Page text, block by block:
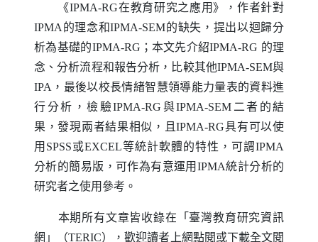
《IPMA-RG在教育研究之應用》，作者針對
IPMA 的理念和IPMA-SEM的缺失，提出以迴歸分
析為基礎的IPMA-RG ；本文先介紹IPMA-RG 的理
念、分析流程和報告分析，比較其他IPMA-SEM與
IPA ，最後以校長情緒智慧領導能力量表的資料進
行分析，檢驗IPMA-RG 與IPMA-SEM 二者的結
果，發現兩者結果相似，且IPMA-RG具有可以使
用 SPSS或EXCEL等統計軟體的特性，可謂IPMA
分析的簡易版，可作為有意運用 IPMA統計分析的
研究者之使用參考。
本期所有文章皆收錄在「臺灣教育研究資訊
網」（TERIC），歡迎讀者上網點閱或下載全文閱